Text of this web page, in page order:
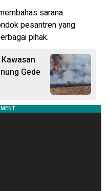
sarana
pesantren yang
pihak.
Gede